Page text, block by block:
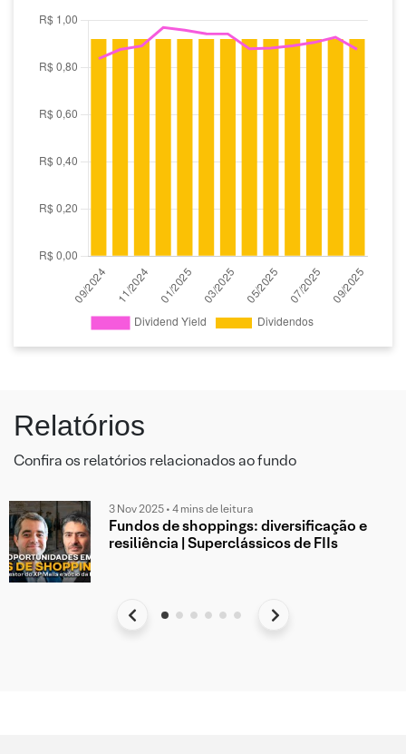
Relatórios
Confira os relatórios relacionados ao fundo
3 Nov 2025 • 4 mins de leitura
Fundos de shoppings: diversificação e
resiliência | Superclássicos de FIIs